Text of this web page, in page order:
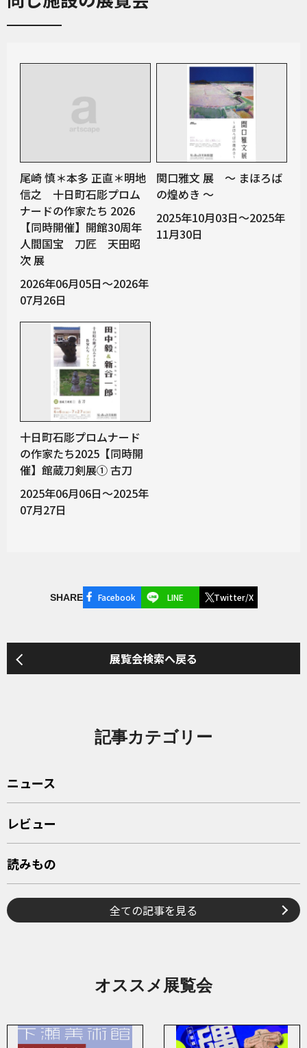
尾崎 慎＊本多 正直＊明地
信之 十日町石彫プロム
ナードの作家たち 2026
【同時開催】開館30周年
人間国宝 刀匠 天田昭
次 展
2026年06月05日～2026年
07月26日
関口雅文 展 ～ まほろば
の煌めき ～
2025年10月03日～2025年
11月30日
十日町石彫プロムナード
の作家たち2025【同時開
催】館蔵刀剣展① 古刀
2025年06月06日～2025年
07月27日
SHARE Facebook LINE Twitter/X
展覧会検索へ戻る
記事カテゴリー
ニュース
レビュー
読みもの
全ての記事を見る
オススメ展覧会